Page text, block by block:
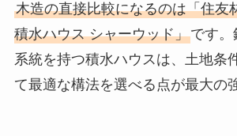
木造の直接比較になるのは「住友
積水ハウス シャーウッド」です。
系統を持つ積水ハウスは、土地条
て最適な構法を選べる点が最大の